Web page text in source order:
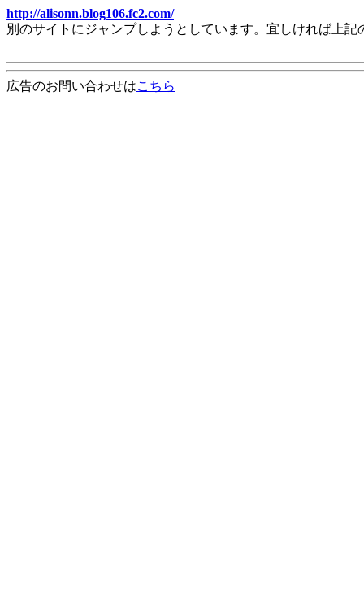
http://alisonn.blog106.fc2.com/
別のサイトにジャンプしようとしています。宜しければ上
広告のお問い合わせはこちら